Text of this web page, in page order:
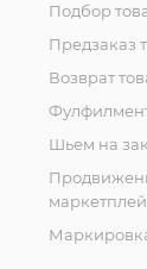
Подбор
Предзаказ
Возврат
Шьем на